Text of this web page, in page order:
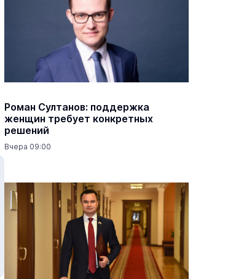
Роман Султанов: поддержка
женщин требует конкретных
решений
Вчера 09:00